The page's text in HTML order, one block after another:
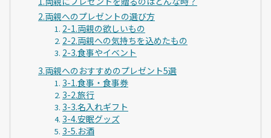
2.両親へのプレゼントの選び方
2-1.両親の欲しいもの
2-2.両親への気持ちを込めたもの
2-3.食事やイベント
3.両親へのおすすめのプレゼント5選
3-1.食事・食事券
3-2.旅行
3-3.名入れギフト
3-4.安眠グッズ
3-5.お酒